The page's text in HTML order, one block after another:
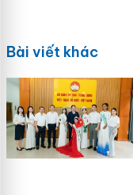
Bài viết khác